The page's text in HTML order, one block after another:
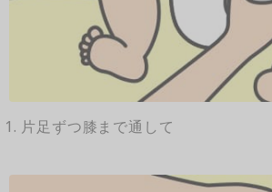
1. 片足ずつ膝まで通して